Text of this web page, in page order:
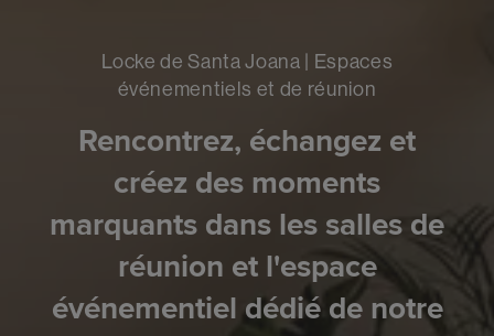
Locke de Santa Joana | Espaces
événementiels et de réunion
Rencontrez, échangez et
créez des moments
marquants dans les salles de
réunion et l'espace
événementiel dédié de notre